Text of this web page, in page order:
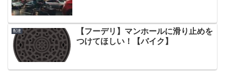
配達
【フーデリ】マンホールに滑り止めを
つけてほしい！【バイク】